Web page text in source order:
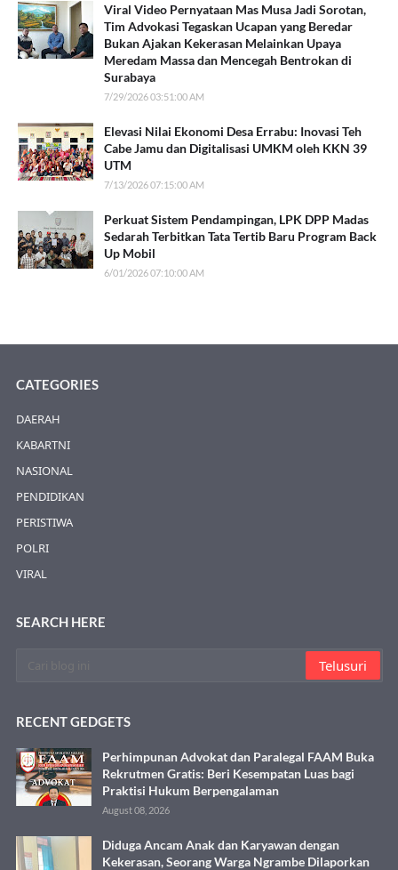
Viral Video Pernyataan Mas Musa Jadi Sorotan,
Tim Advokasi Tegaskan Ucapan yang Beredar
Bukan Ajakan Kekerasan Melainkan Upaya
Meredam Massa dan Mencegah Bentrokan di
Surabaya
7/29/2026 03:51:00 AM
Elevasi Nilai Ekonomi Desa Errabu: Inovasi Teh
Cabe Jamu dan Digitalisasi UMKM oleh KKN 39
UTM
7/13/2026 07:15:00 AM
Perkuat Sistem Pendampingan, LPK DPP Madas
Sedarah Terbitkan Tata Tertib Baru Program Back
Up Mobil
6/01/2026 07:10:00 AM
CATEGORIES
DAERAH
KABARTNI
NASIONAL
PENDIDIKAN
PERISTIWA
POLRI
VIRAL
SEARCH HERE
RECENT GEDGETS
Perhimpunan Advokat dan Paralegal FAAM Buka
Rekrutmen Gratis: Beri Kesempatan Luas bagi
Praktisi Hukum Berpengalaman
August 08, 2026
Diduga Ancam Anak dan Karyawan dengan
Kekerasan, Seorang Warga Ngrambe Dilaporkan